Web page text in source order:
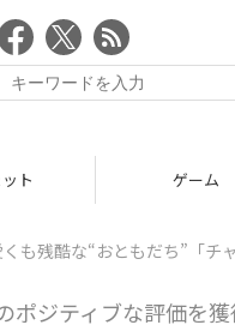
も残酷な“おともだち”「チ
ポジティブな評価を獲